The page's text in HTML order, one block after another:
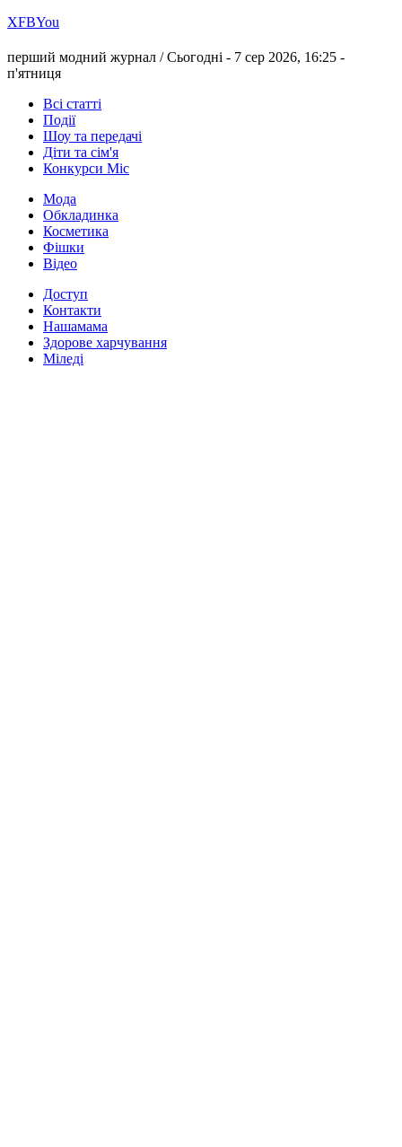
ХFBYou
перший модний журнал /Сьогодні - 7 сер 2026, 16:25 -
п'ятниця
Всі статті
Події
Шоу та передачі
Діти та сім'я
Конкурси Міс
Мода
Обкладинка
Косметика
Фішки
Відео
Доступ
Контакти
Нашамама
Здорове харчування
Міледі